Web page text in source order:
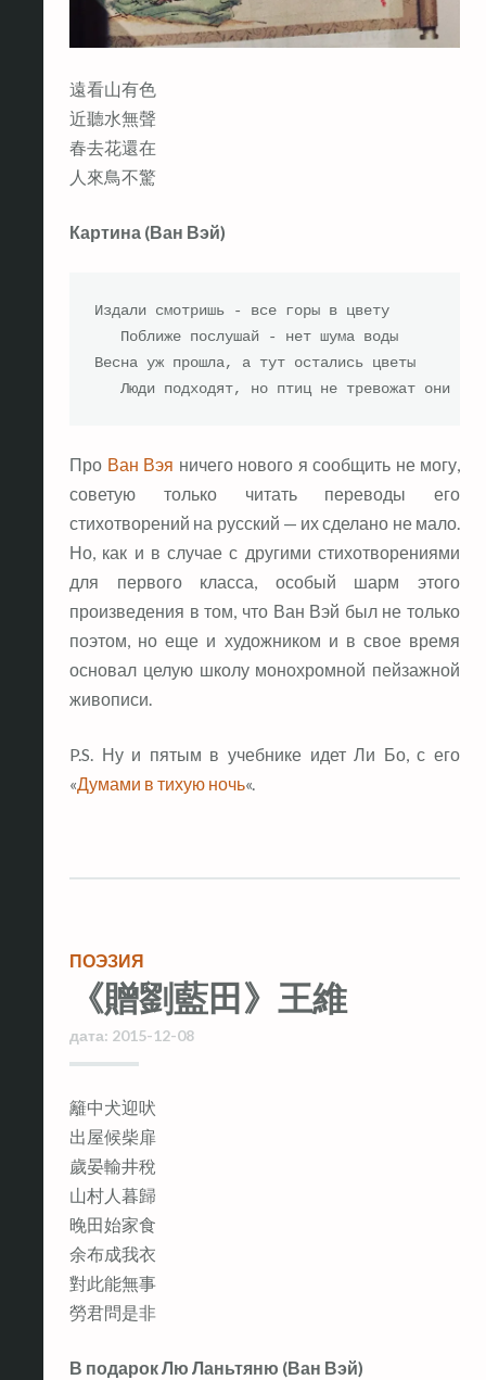
遠看山有色
近聽水無聲
春去花還在
人來鳥不驚
Картина (Ван Вэй)
Издали смотришь - все горы в цвету
   Поближе послушай - нет шума воды
Весна уж прошла, а тут остались цветы
   Люди подходят, но птиц не тревожат они
Про Ван Вэя ничего нового я сообщить не могу,
советую только читать переводы его
стихотворений на русский — их сделано не мало.
Но, как и в случае с другими стихотворениями
для первого класса, особый шарм этого
произведения в том, что Ван Вэй был не только
поэтом, но еще и художником и в свое время
основал целую школу монохромной пейзажной
живописи.
P.S. Ну и пятым в учебнике идет Ли Бо, с его
«Думами в тихую ночь«.
ПОЭЗИЯ
《贈劉藍田》王維
дата: 2015-12-08
籬中犬迎吠
出屋候柴扉
歲晏輸井稅
山村人暮歸
晚田始家食
余布成我衣
對此能無事
勞君問是非
В подарок Лю Ланьтяню (Ван Вэй)